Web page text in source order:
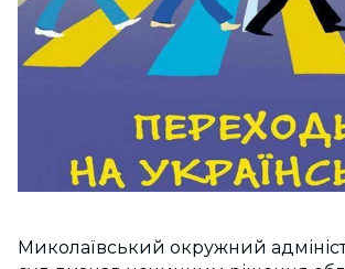
Миколаївський окружний